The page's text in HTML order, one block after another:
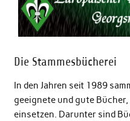
Die Stammesbücherei
In den Jahren seit 1989
geeignete und gute
einsetzen. Darunter sind